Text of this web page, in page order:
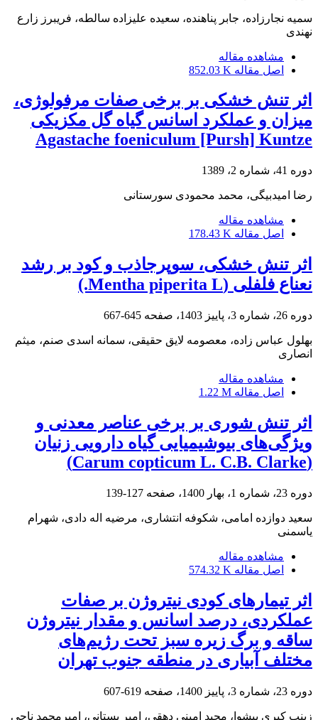
سمیه نجارزاده، جابر پناهنده، سعیده علیزاده سالطه، فریبرز زارع
نهندی
مشاهده مقاله
اصل مقاله 852.03 K
اثر تنش خشکی بر برخی صفات مرفولوژی،
میزان و عملکرد اسانس گیاه گل مکزیکی
Agastache foeniculum [Pursh] Kuntze
دوره 41، شماره 2، 1389
رضا امیدبیگی، محمد محمودی سورستانی
مشاهده مقاله
اصل مقاله 178.43 K
اثر تنش خشکی، سوپرجاذب و کود بر رشد
نعناع فلفلی (Mentha piperita L.)
دوره 26، شماره 3، پاییز 1403، صفحه 645-667
بهلول عباس زاده، معصومه لایق حقیقی، سمانه اسدی صنم، میثم
انصاری
مشاهده مقاله
اصل مقاله 1.22 M
اثر تنش شوری بر برخی عناصر معدنی و
ویژگی‌های بیوشیمیایی گیاه دارویی زنیان
(Carum copticum L. C.B. Clarke)
دوره 23، شماره 1، بهار 1400، صفحه 127-139
سعید دوازده امامی، شکوفه انتشاری، مرضیه اله دادی، شهرام
یاسمنی
مشاهده مقاله
اصل مقاله 574.32 K
اثر تیمارهای کودی نیتروژن بر صفات
عملکردی، درصد اسانس و مقدار نیتروژن
ساقه و برگ زیره سبز تحت رژیم‌های
مختلف آبیاری در منطقه جنوب تهران
دوره 23، شماره 3، پاییز 1400، صفحه 619-607
زینب کبری پیشوا، مجید امینی دهقی، امیر بستانی، امیرمحمد ناجی